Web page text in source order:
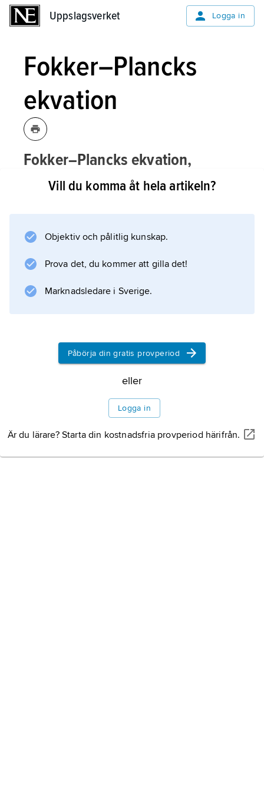
Uppslagsverket Logga in
Fokker–Plancks
ekvation
Fokker–Plancks ekvation,
Kolmogorovs framåtekvation ,
Vill du komma åt hela artikeln?
Objektiv och pålitlig kunskap.
Prova det, du kommer att gilla det!
Marknadsledare i Sverige.
Påbörja din gratis provperiod
eller
Logga in
Är du lärare? Starta din kostnadsfria provperiod härifrån.